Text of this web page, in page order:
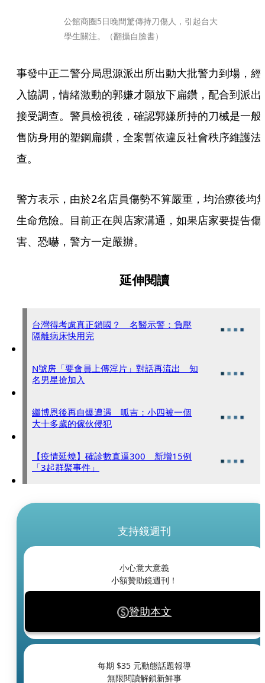
公館商圈5日晚間驚傳持刀傷人，引起台大
學生關注。（翻攝自臉書）
事發中正二警分局思源派出所出動大批警力到場，經
入協調，情緒激動的郭嫌才願放下扁鑽，配合到派出
接受調查。警員檢視後，確認郭嫌所持的刀械是一般
售防身用的塑鋼扁鑽，全案暫依違反社會秩序維護法
查。
警方表示，由於2名店員傷勢不算嚴重，均治療後均
生命危險。目前正在與店家溝通，如果店家要提告傷
害、恐嚇，警方一定嚴辦。
延伸閱讀
台灣得考慮真正鎖國？ 名醫示警：負壓
隔離病床快用完
N號房「要會員上傳淫片」對話再流出 知
名男星搶加入
繼博恩後再自爆遭遇 呱吉：小四被一個
大十多歲的傢伙侵犯
【疫情延燒】確診數直逼300 新增15例
「3起群聚事件」
支持鏡週刊
小心意大意義
小額贊助鏡週刊！
贊助本文
每期 $35 元動態話題報導
無限閱讀解鎖新鮮事